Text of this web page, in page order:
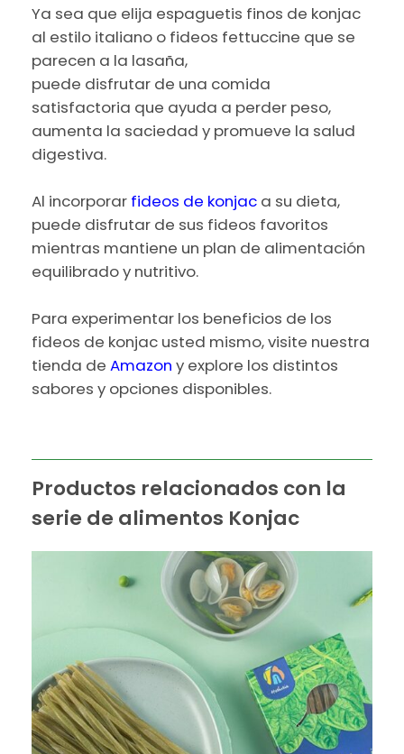
Ya sea que elija espaguetis finos de konjac
al estilo italiano o fideos fettuccine que se
parecen a la lasaña,
puede disfrutar de una comida
satisfactoria que ayuda a perder peso,
aumenta la saciedad y promueve la salud
digestiva.
Al incorporar fideos de konjac a su dieta,
puede disfrutar de sus fideos favoritos
mientras mantiene un plan de alimentación
equilibrado y nutritivo.
Para experimentar los beneficios de los
fideos de konjac usted mismo, visite nuestra
tienda de Amazon y explore los distintos
sabores y opciones disponibles.
Productos relacionados con la
serie de alimentos Konjac